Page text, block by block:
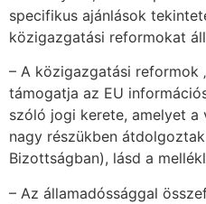
specifikus ajánlások
közigazgatási reformokat
– A közigazgatási reformok
támogatja az EU
szóló jogi kerete, amelyet
nagy részükben
Bizottságban), lásd a
– Az államadóssággal